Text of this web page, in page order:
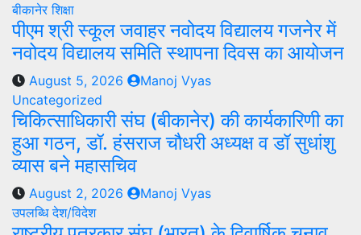
बीकानेरशिक्षा
पीएम श्री स्कूल जवाहर नवोदय विद्यालय गजनेर में
नवोदय विद्यालय समिति स्थापना दिवस का आयोजन
August 5, 2026
Manoj Vyas
Uncategorized
चिकित्साधिकारी संघ (बीकानेर) की कार्यकारिणी का
हुआ गठन, डॉ. हंसराज चौधरी अध्यक्ष व डॉ सुधांशु
व्यास बने महासचिव
August 2, 2026
Manoj Vyas
उपलब्धिदेश/विदेश